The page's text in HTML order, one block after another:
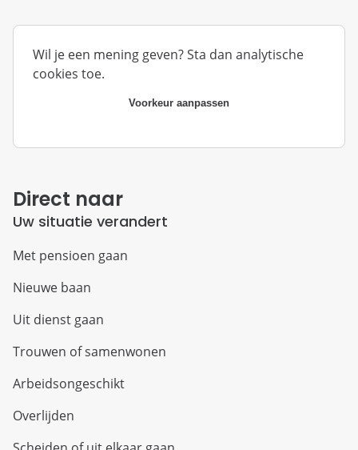
Wil je een mening geven? Sta dan analytische
cookies toe.
Voorkeur aanpassen
Direct naar
Uw situatie verandert
Met pensioen gaan
Nieuwe baan
Uit dienst gaan
Trouwen of samenwonen
Arbeidsongeschikt
Overlijden